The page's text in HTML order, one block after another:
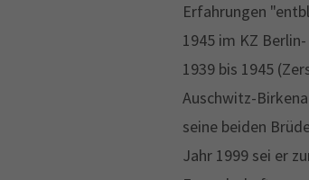
Erfahrungen
1945 im KZ
1939 bis 1945
Auschwitz-
seine beiden
Jahr 1999 sei er